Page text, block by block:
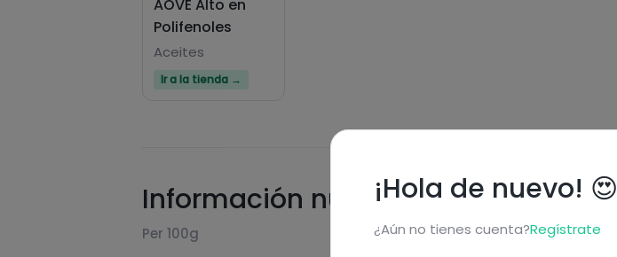
AOVE Alto en
Polifenoles
Aceites
Ir a la tienda →
Información nutricional
Per 100g
¡Hola de nuevo! 😍
¿Aún no tienes cuenta?Regístrate